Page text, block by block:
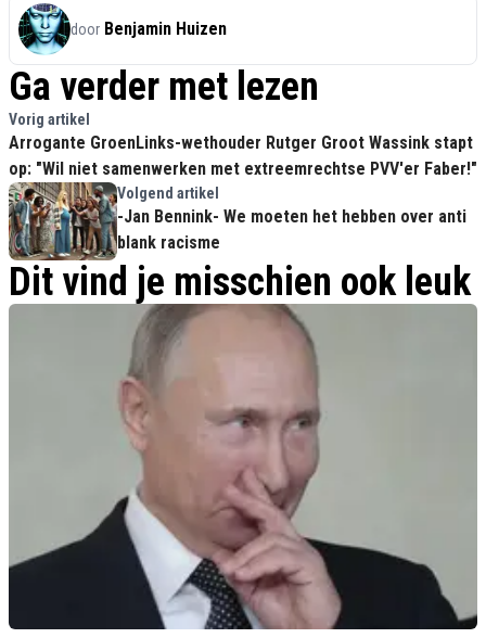
door Benjamin Huizen
Ga verder met lezen
Vorig artikel
Arrogante GroenLinks-wethouder Rutger Groot Wassink stapt
op: "Wil niet samenwerken met extreemrechtse PVV'er Faber!"
Volgend artikel
-Jan Bennink- We moeten het hebben over anti
blank racisme
Dit vind je misschien ook leuk